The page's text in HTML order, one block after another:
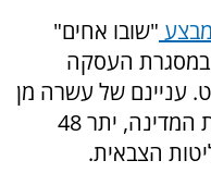
"שובו אחים"
במסגרת העסקה
עניינם של עשרה מן
העצורים מטופל על-ידי פרקליטות המדינה, יתר 48
הצבאית.